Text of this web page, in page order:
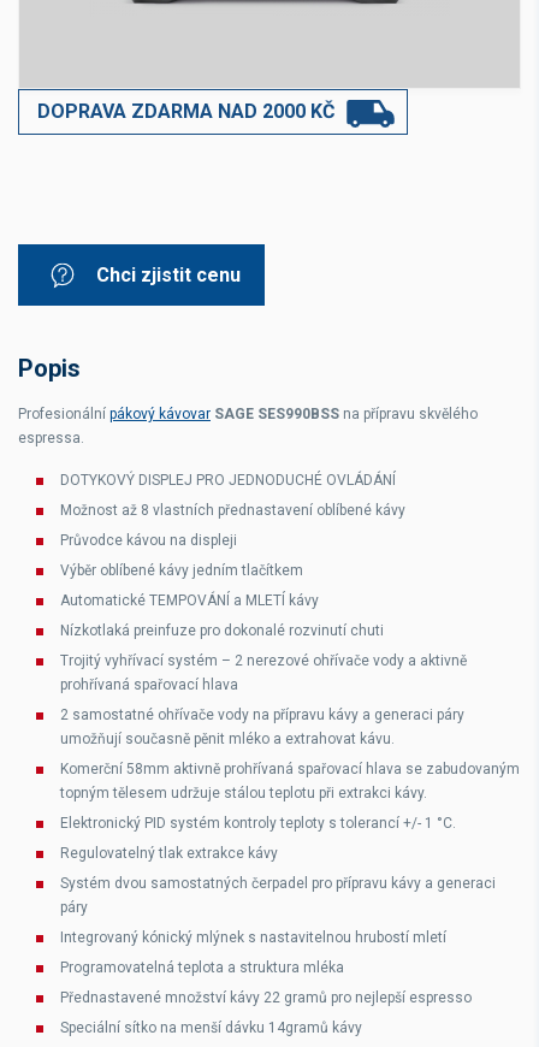
DOPRAVA ZDARMA NAD 2000 KČ
Chci zjistit cenu
Popis
Profesionální pákový kávovar SAGE SES990BSS na přípravu skvělého
espressa.
DOTYKOVÝ DISPLEJ PRO JEDNODUCHÉ OVLÁDÁNÍ
Možnost až 8 vlastních přednastavení oblíbené kávy
Průvodce kávou na displeji
Výběr oblíbené kávy jedním tlačítkem
Automatické TEMPOVÁNÍ a MLETÍ kávy
Nízkotlaká preinfuze pro dokonalé rozvinutí chuti
Trojitý vyhřívací systém – 2 nerezové ohřívače vody a aktivně
prohřívaná spařovací hlava
2 samostatné ohřívače vody na přípravu kávy a generaci páry
umožňují současně pěnit mléko a extrahovat kávu.
Komerční 58mm aktivně prohřívaná spařovací hlava se zabudovaným
topným tělesem udržuje stálou teplotu při extrakci kávy.
Elektronický PID systém kontroly teploty s tolerancí +/- 1 °C.
Regulovatelný tlak extrakce kávy
Systém dvou samostatných čerpadel pro přípravu kávy a generaci
páry
Integrovaný kónický mlýnek s nastavitelnou hrubostí mletí
Programovatelná teplota a struktura mléka
Přednastavené množství kávy 22 gramů pro nejlepší espresso
Speciální sítko na menší dávku 14gramů kávy